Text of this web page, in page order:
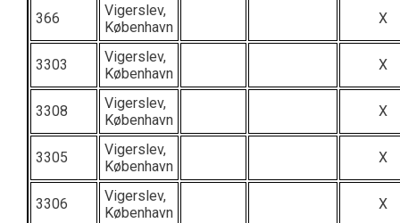
366
Vigerslev,
København
X
3303
Vigerslev,
København
X
3308
Vigerslev,
København
X
3305
Vigerslev,
København
X
3306
Vigerslev,
København
X